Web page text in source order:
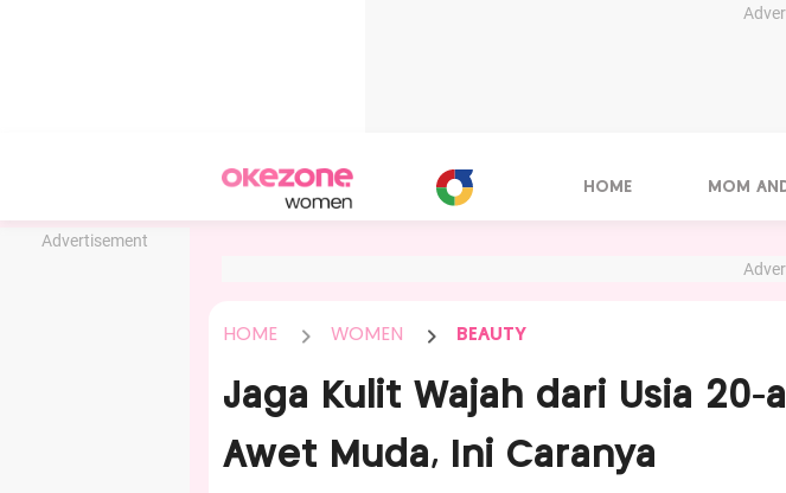
Advertisement
HOME MOM
HOME WOMEN BEAUTY
Jaga Kulit Wajah dari Usia 20-
Awet Muda, Ini Caranya